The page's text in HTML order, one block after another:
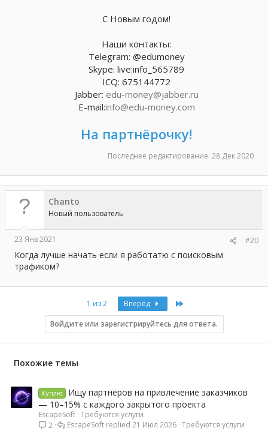
С Новым годом!
Наши контакты:
Telegram: @edumoney
Skype: live:info_565789
ICQ: 675144772
Jabber: edu-money@jabber.ru
E-mail:info@edu-money.com
На партнёрочку!
Последнее редактирование: 28 Дек 2020
Chanto
Новый пользователь
23 Янв 2021 #20
Когда лучше начать если я работатю с поисковым
трафиком?
1 из 2 Вперёд
Войдите или зарегистрируйтесь для ответа.
Похожие темы
Куплю
Ищу партнёров на привлечение заказчиков
— 10–15% с каждого закрытого проекта
EscapeSoft Требуются услуги
2
Требуются услуги
21 Июл 2026
EscapeSoft